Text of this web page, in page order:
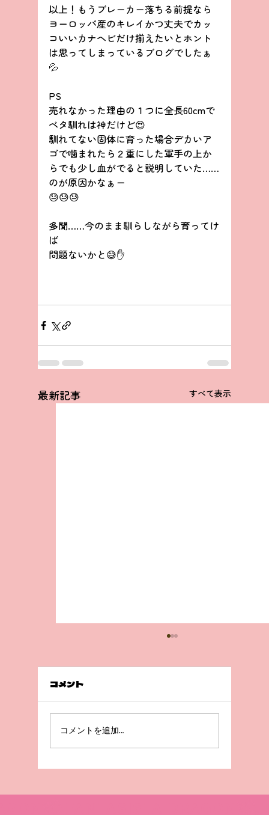
以上！もうブレーカー落ちる前提なら
ヨーロッパ産のキレイかつ丈夫でカッ
コいいカナヘビだけ揃えたいとホント
は思ってしまっているブログでしたぁ
💦
PS
売れなかった理由の１つに全長60cmで
ベタ馴れは神だけど😍
馴れてない固体に育った場合デカいア
ゴで噛まれたら２重にした軍手の上か
らでも少し血がでると説明していた……
のが原因かなぁー
😓😓😓
多聞……今のまま馴らしながら育ってけ
ば
問題ないかと😅✋
最新記事 すべて表示
前回の続き💦
コメント
コメントを追加…